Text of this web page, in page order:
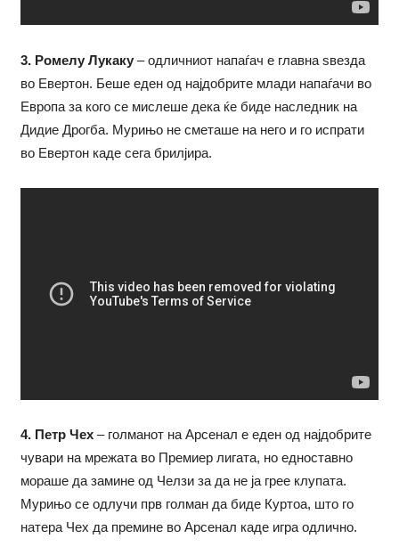
3. Ромелу Лукаку– одличниот напаѓач е главна ѕвезда
во Евертон. Беше еден од најдобрите млади напаѓачи во
Европа за кого се мислеше дека ќе биде наследник на
Дидие Дрогба. Мурињо не сметаше на него и го испрати
во Евертон каде сега брилјира.
4. Петр Чех – голманот на Арсенал е еден од најдобрите
чувари на мрежата во Премиер лигата, но едноставно
мораше да замине од Челзи за да не ја грее клупата.
Мурињо се одлучи прв голман да биде Куртоа, што го
натера Чех да премине во Арсенал каде игра одлично.